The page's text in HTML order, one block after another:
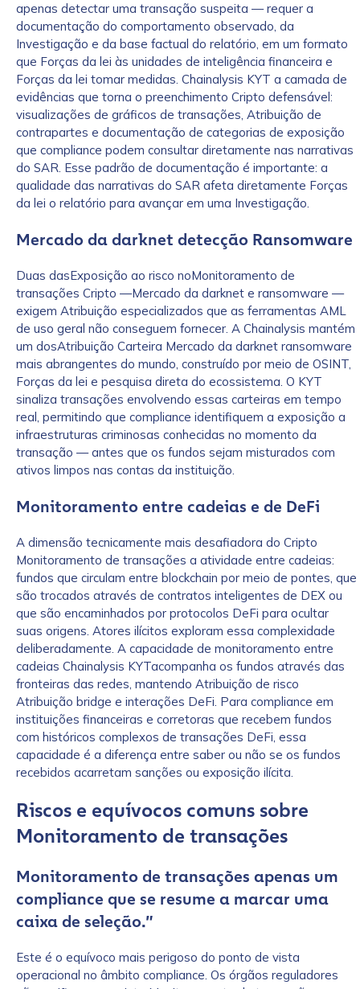
apenas detectar uma transação suspeita — requer a
documentação do comportamento observado, da
Investigação e da base factual do relatório, em um formato
que Forças da lei às unidades de inteligência financeira e
Forças da lei tomar medidas. Chainalysis KYT a camada de
evidências que torna o preenchimento Cripto defensável:
visualizações de gráficos de transações, Atribuição de
contrapartes e documentação de categorias de exposição
que compliance podem consultar diretamente nas narrativas
do SAR. Esse padrão de documentação é importante: a
qualidade das narrativas do SAR afeta diretamente Forças
da lei o relatório para avançar em uma Investigação.
Mercado da darknet detecção Ransomware
Duas dasExposição ao risco noMonitoramento de
transações Cripto —Mercado da darknet e ransomware —
exigem Atribuição especializados que as ferramentas AML
de uso geral não conseguem fornecer. A Chainalysis mantém
um dosAtribuição Carteira Mercado da darknet ransomware
mais abrangentes do mundo, construído por meio de OSINT,
Forças da lei e pesquisa direta do ecossistema. O KYT
sinaliza transações envolvendo essas carteiras em tempo
real, permitindo que compliance identifiquem a exposição a
infraestruturas criminosas conhecidas no momento da
transação — antes que os fundos sejam misturados com
ativos limpos nas contas da instituição.
Monitoramento entre cadeias e de DeFi
A dimensão tecnicamente mais desafiadora do Cripto
Monitoramento de transações a atividade entre cadeias:
fundos que circulam entre blockchain por meio de pontes, que
são trocados através de contratos inteligentes de DEX ou
que são encaminhados por protocolos DeFi para ocultar
suas origens. Atores ilícitos exploram essa complexidade
deliberadamente. A capacidade de monitoramento entre
cadeias Chainalysis KYTacompanha os fundos através das
fronteiras das redes, mantendo Atribuição de risco
Atribuição bridge e interações DeFi. Para compliance em
instituições financeiras e corretoras que recebem fundos
com históricos complexos de transações DeFi, essa
capacidade é a diferença entre saber ou não se os fundos
recebidos acarretam sanções ou exposição ilícita.
Riscos e equívocos comuns sobre
Monitoramento de transações
Monitoramento de transações apenas um
compliance que se resume a marcar uma
caixa de seleção.”
Este é o equívoco mais perigoso do ponto de vista
operacional no âmbito compliance. Os órgãos reguladores